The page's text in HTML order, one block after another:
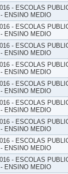
- ESCOLAS
- ENSINO MEDIO
- ESCOLAS
- ENSINO MEDIO
- ESCOLAS
- ENSINO MEDIO
- ESCOLAS
- ENSINO MEDIO
- ESCOLAS
- ENSINO MEDIO
- ESCOLAS
- ENSINO MEDIO
- ESCOLAS
- ENSINO MEDIO
- ESCOLAS
- ENSINO MEDIO
- ESCOLAS
- ENSINO MEDIO